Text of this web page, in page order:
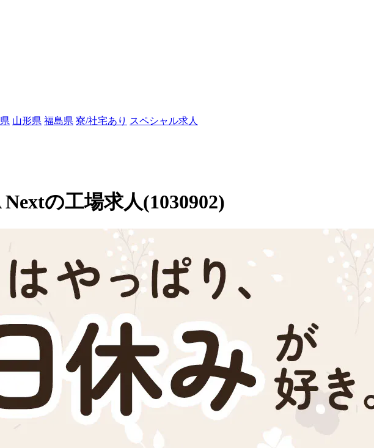
山形県 福島県 寮/社宅あり スペシャル求人
の工場求人(1030902)